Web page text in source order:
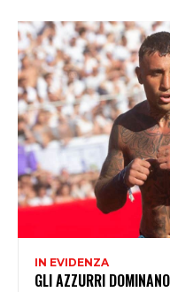
IN EVIDENZA
GLI AZZURRI